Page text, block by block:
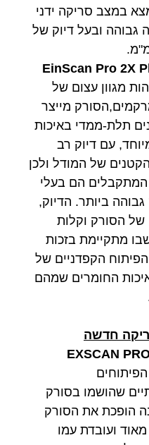
במצב סריקה ידני
גבוהה ובעל דיוק של
EinScan Pro 2X
מגוון עצום של
מייצר
תלת-ממדי באיכות
עם דיוק רב
של המודל ולכן
המתקבלים הם בעלי
ביותר. הדיוק,
של הסורק וקלות
מתקיימת בזכות
הקפדניים של
החומרים שמהם
חדשה
שהושמו בסורק
הופכת את הסורק
ועובדת עמו